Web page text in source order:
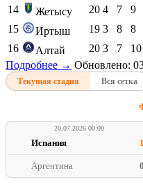
14
Жетысу 20 4 7 9
15
Иртыш 19 3 8 8
16
Алтай 20 3 7 10
Подробнее → Обновлено:
Текущая стадия Вся сетка
20.07.2026 00:00
Испания 1
Аргентина 0